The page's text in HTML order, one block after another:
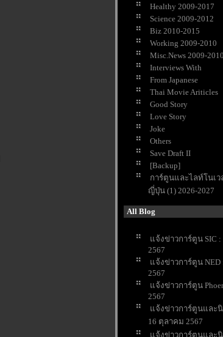
Healthy 2009-2017
Science 2009-2012
Biz 2010-2015
Working 2009-2010
Misc.News 2009-2010
Interviews With
From Japanese
Thai Movie Ariticles
Good Story
Love Story
Joke
Others
Save Draft II
[Backup]
การ์ตูนและไลท์โนเ
ญี่ปุ่น (1) 2026-2027
All Blog
จ้งข่าวการ์ตูน SIC :
2567
จ้งข่าวการ์ตูน NED
2567
จ้งข่าวการ์ตูน
2567
จ้งข่าวการ์ตูนและนิย
16 ตุลาคม 2567
จ้งข่าวการ์ตูนและนิ